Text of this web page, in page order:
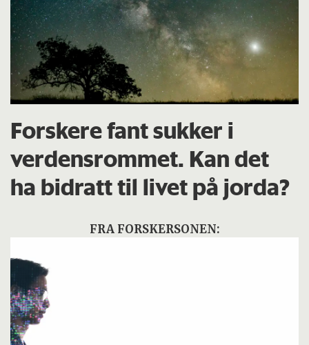
Forskere fant sukker i
verdensrommet. Kan det
ha bidratt til livet på jorda?
FRA FORSKERSONEN: